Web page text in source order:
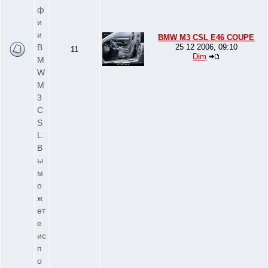
ф
и
и
B
M
W
M
3
C
S
L.
В
ы
м
о
ж
ет
е
ис
п
о
11
BMW M3 CSL E46 COUPE
25 12 2006, 09:10
Dim